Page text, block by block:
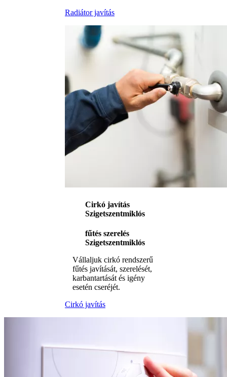
Radiátor javítás
Cirkó javítás
Szigetszentmiklós
fűtés szerelés
Szigetszentmiklós
Vállaljuk cirkó rendszerű
fűtés javítását, szerelését,
karbantartását és igény
esetén cseréjét.
Cirkó javítás